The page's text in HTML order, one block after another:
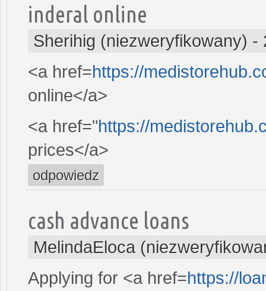
inderal online
Sherihig (niezweryfikowany) -
<a href=https://
online</a>
<a href="https://
prices</a>
odpowiedz
cash advance loans
MelindaEloca
Applying for <a href=https://